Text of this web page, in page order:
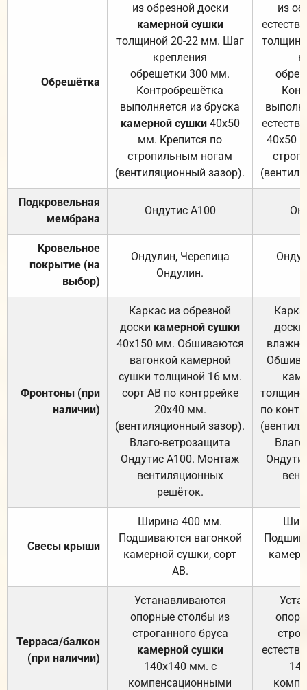
Обрешётка
из обрезной доски
камерной сушки
толщиной 20-22 мм. Шаг
крепления
обрешетки 300 мм.
Контробрешётка
выполняется из бруска
камерной сушки40х50
мм. Крепится по
стропильным ногам
(вентиляционный зазор).
из
40х50
Подкровельная
мембрана
Ондутис А100
Кровельное
покрытие (на
выбор)
Ондулин, Черепица
Ондулин.
Фронтоны (при
наличии)
Каркас из обрезной
доски камерной сушки
40х150 мм. Обшиваются
вагонкой камерной
сушки толщиной 16 мм.
сорт АВ по контррейке
20х40 мм.
(вентиляционный зазор).
Влаго-ветрозащита
Ондутис А100. Монтаж
вентиляционных
решёток.
доски
по
Свесы крыши
Ширина 400 мм.
Подшиваются вагонкой
камерной сушки, сорт
АВ.
Терраса/балкон
(при наличии)
Устанавливаются
опорные столбы из
строганного бруса
камерной сушки
140х140 мм. с
компенсационными